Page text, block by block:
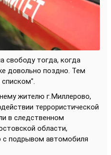
свободу тогда, когда
довольно поздно. Тем
жителю г.Миллерово,
террористической
в следственном
области,
с подрывом автомобиля